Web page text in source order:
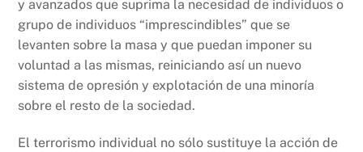
y avanzados que suprima la necesidad de individuos o
grupo de individuos “imprescindibles” que se
levanten sobre la masa y que puedan imponer su
voluntad a las mismas, reiniciando así un nuevo
sistema de opresión y explotación de una minoría
sobre el resto de la sociedad.
El terrorismo individual no sólo sustituye la acción de